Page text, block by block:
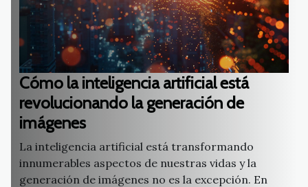
Cómo la inteligencia artificial está
revolucionando la generación de
imágenes
La inteligencia artificial está transformando
innumerables aspectos de nuestras vidas y la
generación de imágenes no es la excepción. En